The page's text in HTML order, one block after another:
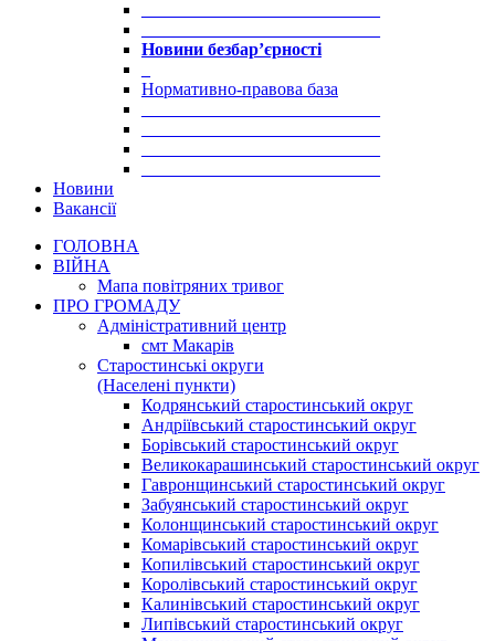
Новини безбар’єрності
Нормативно-правова база
Новини
Вакансії
ГОЛОВНА
ВІЙНА
Мапа повітряних тривог
ПРО ГРОМАДУ
Aдміністративний центр
смт Макарів
Старостинські округи
(Населені пункти)
Кодрянський старостинський округ
Андріївський старостинський округ
Борівський старостинський округ
Великокарашинський старостинський округ
Гавронщинський старостинський округ
Забуянський старостинський округ
Колонщинський старостинський округ
Комарівський старостинський округ
Копилівський старостинський округ
Королівський старостинський округ
Калинівський старостинський округ
Липівський старостинський округ